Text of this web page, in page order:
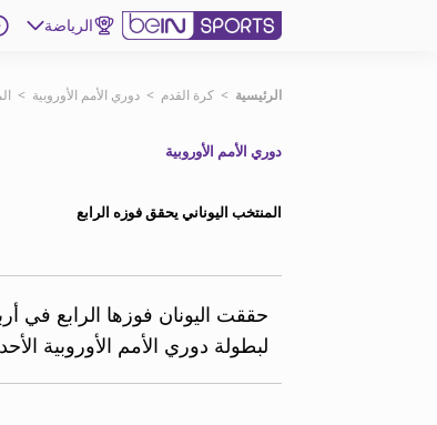
الرياضة
اشترك
MENA
إدارة التنبيهات
انضم إلى قائمة النشرة الإخبارية
beIN CONNECT
beIN MEDIA GROUP
الرئيسية > كرة القدم > دوري الأمم الأوروبية >
دوري الأمم الأوروبية
المنتخب اليوناني يحقق فوزه الرابع
حققت اليونان فوزها الرابع في
لبطولة دوري الأمم الأوروبية